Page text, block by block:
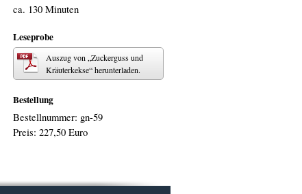
ca. 130 Minuten
Leseprobe
Auszug von „Zuckerguss und
Kräuterkekse“ herunterladen.
Bestellung
Bestellnummer: gn-59
Preis: 227,50 Euro